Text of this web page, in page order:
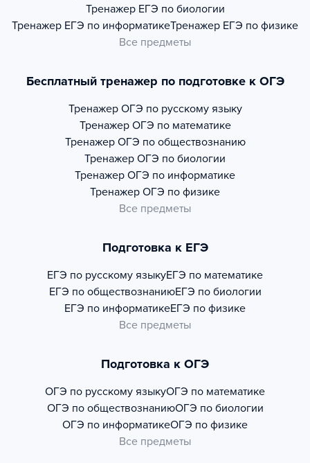
Тренажер ЕГЭ по биологии
Тренажер ЕГЭ по информатикеТренажер ЕГЭ по физике
Все предметы
Бесплатный тренажер по подготовке к ОГЭ
Тренажер ОГЭ по русскому языку
Тренажер ОГЭ по математике
Тренажер ОГЭ по обществознанию
Тренажер ОГЭ по биологии
Тренажер ОГЭ по информатике
Тренажер ОГЭ по физике
Все предметы
Подготовка к ЕГЭ
ЕГЭ по русскому языкуЕГЭ по математике
ЕГЭ по обществознаниюЕГЭ по биологии
ЕГЭ по информатикеЕГЭ по физике
Все предметы
Подготовка к ОГЭ
ОГЭ по русскому языкуОГЭ по математике
ОГЭ по обществознаниюОГЭ по биологии
ОГЭ по информатикеОГЭ по физике
Все предметы